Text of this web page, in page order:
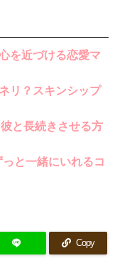
を近づける恋愛マ
リ？スキンシップ
と長続きさせる方
と一緒にいれるコ
Copy